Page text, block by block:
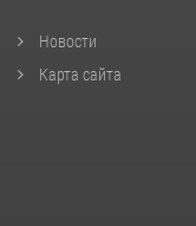
Новости
Карта сайта